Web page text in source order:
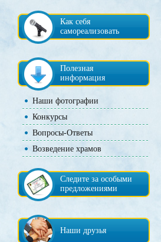
Как себя
самореализовать
Полезная
информация
Наши фотографии
Конкурсы
Вопросы-Ответы
Возведение храмов
Следите за особыми
предложениями
Наши друзья